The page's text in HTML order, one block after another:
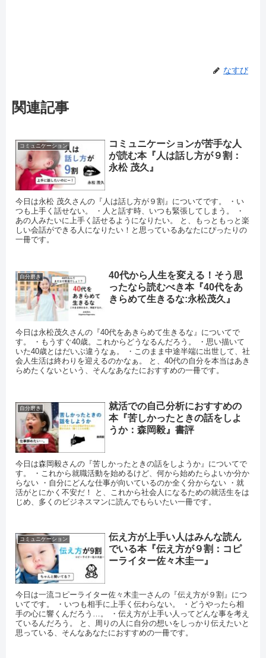
なすび
関連記事
コミュニケーション
コミュニケーションが苦手な人
が読む本『人は話し方が９割：
永松 茂久』
今日は永松 茂久さんの『人は話し方が９割』についてです。 ・い
つも上手く話せない。 ・人と話す時、いつも緊張してしまう。 ・
あの人みたいに上手く話せるようになりたい。 と、もっともっと楽
しい会話ができる人になりたい！と思っているあなたにぴったりの
一冊です。
自分磨き
40代から人生を変える！そう思
ったなら読むべき本『40代をあ
きらめて生きるな:永松茂久』
今日は永松茂久さんの『40代をあきらめて生きるな』についてで
す。 ・もうすぐ40歳。これからどうなるんだろう。 ・思い描いて
いた40歳とはだいぶ違うなぁ。 ・このまま中途半端に出世して、社
会人生活は終わりを迎えるのかなぁ。 と、40代の自分を本当はあき
らめたくないという、そんなあなたにおすすめの一冊です。
自分磨き
就活での自己分析におすすめの
本『苦しかったときの話をしよ
うか：森岡毅』書評
今日は森岡毅さんの『苦しかったときの話をしようか』についてで
す。 ・これから就職活動を始めるけど、何から始めたらよいか分か
らない ・自分にどんな仕事が向いているのか全く分からない ・就
活がとにかく不安だ！ と、これから社会人になるための就活生をは
じめ、多くのビジネスマンに読んでもらいたい一冊です。
コミュニケーション
伝え方が上手い人はみんな読ん
でいる本『伝え方が９割：コピ
ーライター佐々木圭一』
今日は一流コピーライター佐々木圭一さんの『伝え方が９割』につ
いてです。 ・いつも相手に上手く伝わらない。 ・どうやったら相
手の心に響くんだろう…。 ・伝え方が上手い人ってどんな事を考え
ているんだろう。 と、周りの人に自分の想いをしっかり伝えたいと
思っている、そんなあなたにおすすめの一冊です。